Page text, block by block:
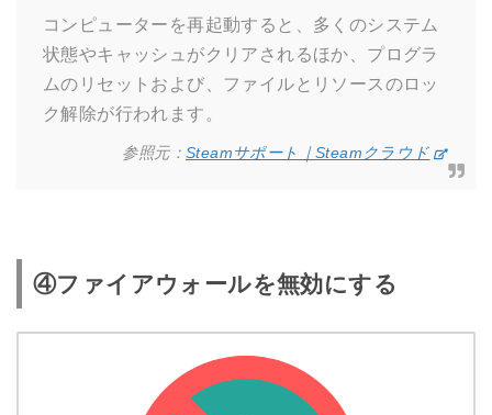
コンピューターを再起動すると、多くのシステム
状態やキャッシュがクリアされるほか、プログラ
ムのリセットおよび、ファイルとリソースのロッ
ク解除が行われます。
参照元： Steamサポート｜Steamクラウド
④ファイアウォールを無効にする